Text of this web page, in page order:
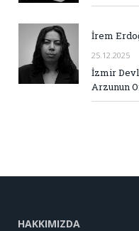
İrem
25.12.2025
İzmir
Arzunun
HAKKIMIZDA